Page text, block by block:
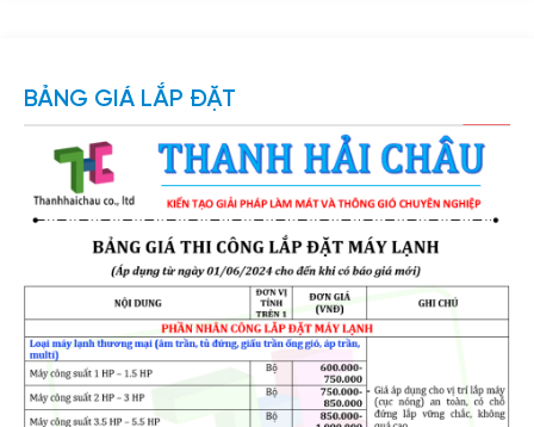
BẢNG GIÁ LẮP ĐẶT